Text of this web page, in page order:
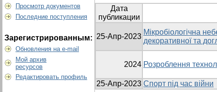
Просмотр документов
Последние поступления
Зарегистрированным:
Обновления на e-mail
Мой архив
ресурсов
Редактировать профиль
Дата
публикации
25-Апр-2023
Мікробіологічна
декоративної та
2024 Розроблення
25-Апр-2023 Спорт під час війни